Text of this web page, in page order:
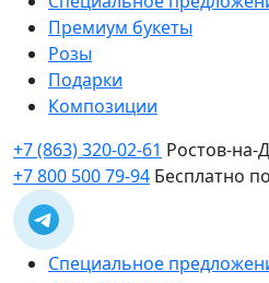
Премиум букеты
Розы
Подарки
Композиции
+7 (863) 320-02-61 Ростов-на-
+7 800 500 79-94 Бесплатно
Специальное